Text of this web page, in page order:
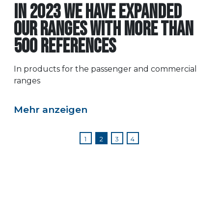
IN 2023 WE HAVE EXPANDED
OUR RANGES WITH MORE THAN
500 REFERENCES
In products for the passenger and commercial
ranges
Mehr anzeigen
1 2 3 4